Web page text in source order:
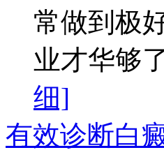
常做到极
业才华够
细]
有效诊断白